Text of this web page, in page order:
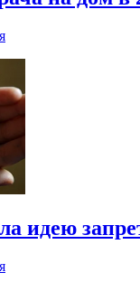
идею